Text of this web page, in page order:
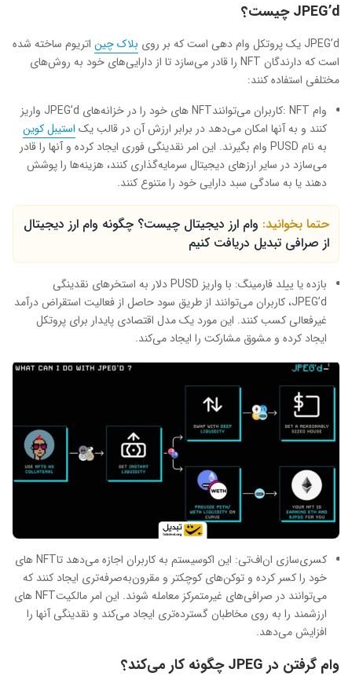
JPEG’d چیست؟
JPEG’d یک پروتکل وام دهی است که بر روی بلاک چین اتریوم ساخته شده
است که دارندگان NFT را قادر می‌سازد تا از دارایی‌های خود به روش‌های
مختلفی استفاده کنند:
وام NFT :کاربران می‌توانندNFT های خود را در خزانه‌های JPEG’d واریز
کنند و به آنها امکان می‌دهد در برابر ارزش آن در قالب یک استیبل کوین
به نام PUSD وام بگیرند. این امر نقدینگی فوری ایجاد کرده و آنها را قادر
می‌سازد در سایر ارزهای دیجیتال سرمایه‌گذاری کنند، هزینه‌ها را پوشش
دهند یا به سادگی سبد دارایی خود را متنوع کنند.
حتما بخوانید: وام ارز دیجیتال چیست؟ چگونه وام ارز دیجیتال
از صرافی تبدیل دریافت کنیم
بازده یا ییلد فارمینگ: با واریز PUSD دلار به استخرهای نقدینگی
JPEG’d، کاربران می‌توانند از طریق سود حاصل از فعالیت استقراض درآمد
غیرفعالی کسب کنند. این مورد یک مدل اقتصادی پایدار برای پروتکل
ایجاد کرده و مشوق مشارکت را ایجاد می‌کند.
کسری‌سازی ان‌اف‌تی: این اکوسیستم به کاربران اجازه می‌دهد تاNFT های
خود را کسر کرده و توکن‌های کوچکتر و مقرون‌به‌صرفه‌تری ایجاد کنند که
می‌توانند در صرافی‌های غیرمتمرکز معامله شوند. این امر مالکیتNFT های
ارزشمند را به روی مخاطبان گسترده‌تری ایجاد می‌کند و نقدینگی آنها را
افزایش می‌دهد.
وام گرفتن در JPEG چگونه کار می‌کند؟